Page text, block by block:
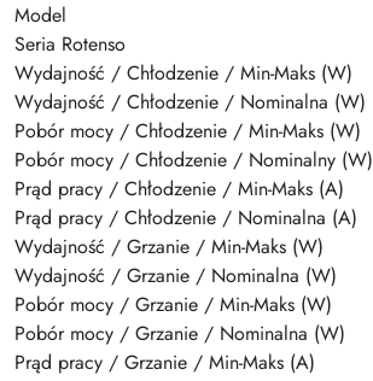
Model
Seria Rotenso
Wydajność / Chłodzenie / Min-Maks (W)
Wydajność / Chłodzenie / Nominalna (W)
Pobór mocy / Chłodzenie / Min-Maks (W)
Pobór mocy / Chłodzenie / Nominalny (W)
Prąd pracy / Chłodzenie / Min-Maks (A)
Prąd pracy / Chłodzenie / Nominalna (A)
Wydajność / Grzanie / Min-Maks (W)
Wydajność / Grzanie / Nominalna (W)
Pobór mocy / Grzanie / Min-Maks (W)
Pobór mocy / Grzanie / Nominalna (W)
Prąd pracy / Grzanie / Min-Maks (A)